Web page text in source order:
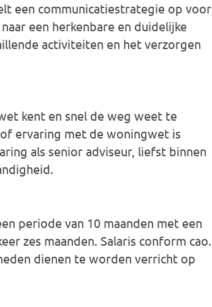
een communicatiestrategie op voor
een herkenbare en duidelijke
activiteiten en het verzorgen
kent en snel de weg weet te
ervaring met de woningwet is
als senior adviseur, liefst binnen
periode van 10 maanden met een
zes maanden. Salaris conform cao.
dienen te worden verricht op